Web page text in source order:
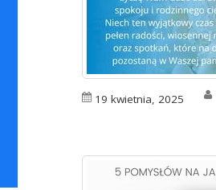
19 kwietnia, 2025